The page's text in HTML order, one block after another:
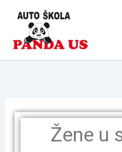
content
Žene u